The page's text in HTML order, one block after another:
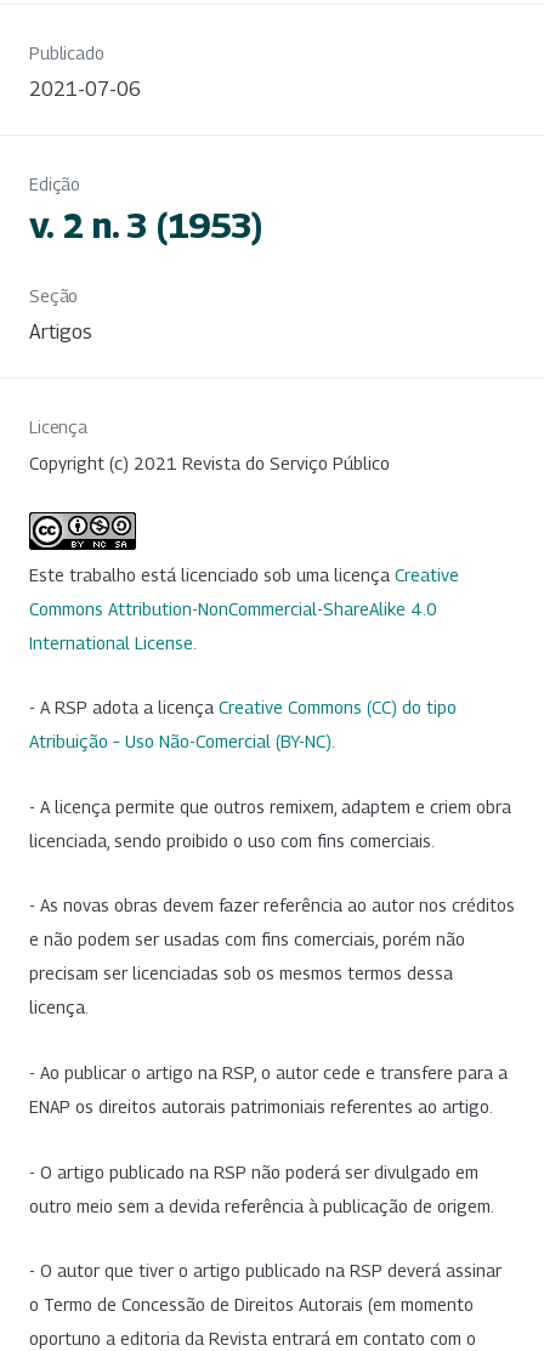
Publicado
2021-07-06
Edição
v. 2 n. 3 (1953)
Seção
Artigos
Licença
Copyright (c) 2021 Revista do Serviço Público
Este trabalho está licenciado sob uma licença Creative
Commons Attribution-NonCommercial-ShareAlike 4.0
International License
- A RSP adota a licença Creative Commons (CC) do tipo
Atribuição – Uso Não-Comercial (BY-NC)
- A licença permite que outros remixem, adaptem e criem obra
licenciada, sendo proibido o uso com fins comerciais.
- As novas obras devem fazer referência ao autor nos créditos
e não podem ser usadas com fins comerciais, porém não
precisam ser licenciadas sob os mesmos termos dessa
licença.
- Ao publicar o artigo na RSP, o autor cede e transfere para a
ENAP os direitos autorais patrimoniais referentes ao artigo.
- O artigo publicado na RSP não poderá ser divulgado em
outro meio sem a devida referência à publicação de origem.
- O autor que tiver o artigo publicado na RSP deverá assinar
o Termo de Concessão de Direitos Autorais (em momento
oportuno a editoria da Revista entrará em contato com o